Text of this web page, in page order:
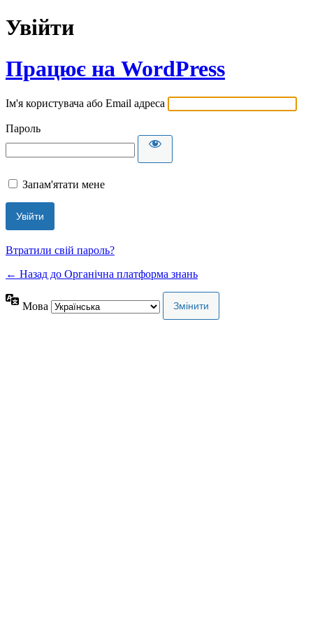
Увійти
Працює на WordPress
Ім'я користувача або Email адреса
Пароль
Запам'ятати мене
Втратили свій пароль?
← Назад до Органічна платформа знань
Мова